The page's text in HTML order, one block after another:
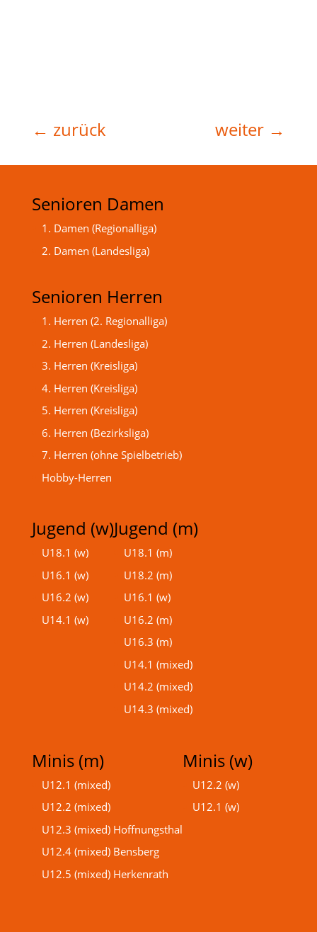
← zurück weiter →
Senioren Damen
1. Damen (Regionalliga)
2. Damen (Landesliga)
Senioren Herren
1. Herren (2. Regionalliga)
2. Herren (Landesliga)
3. Herren (Kreisliga)
4. Herren (Kreisliga)
5. Herren (Kreisliga)
6. Herren (Bezirksliga)
7. Herren (ohne Spielbetrieb)
Hobby-Herren
Jugend (w)
U18.1 (w)
U16.1 (w)
U16.2 (w)
U14.1 (w)
Jugend (m)
U18.1 (m)
U18.2 (m)
U16.1 (w)
U16.2 (m)
U16.3 (m)
U14.1 (mixed)
U14.2 (mixed)
U14.3 (mixed)
Minis (m)
U12.1 (mixed)
U12.2 (mixed)
U12.3 (mixed) Hoffnungsthal
U12.4 (mixed) Bensberg
U12.5 (mixed) Herkenrath
Minis (w)
U12.2 (w)
U12.1 (w)